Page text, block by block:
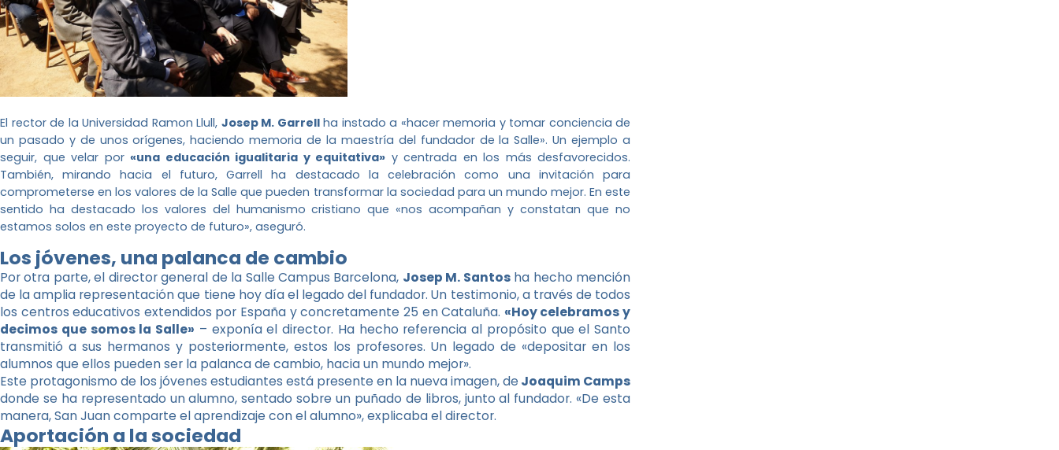
El rector de la Universidad Ramon Llull, Josep M. Garrellha instado a «hacer memoria y tomar conciencia de
un pasado y de unos orígenes, haciendo memoria de la maestría del fundador de la Salle». Un ejemplo a
seguir, que velar por «una educación igualitaria y equitativa» y centrada en los más desfavorecidos.
También, mirando hacia el futuro, Garrell ha destacado la celebración como una invitación para
comprometerse en los valores de la Salle que pueden transformar la sociedad para un mundo mejor. En este
sentido ha destacado los valores del humanismo cristiano que «nos acompañan y constatan que no
estamos solos en este proyecto de futuro», aseguró.
Los jóvenes, una palanca de cambio
Por otra parte, el director general de la Salle Campus Barcelona, ​​ Josep M. Santosha hecho mención
de la amplia representación que tiene hoy día el legado del fundador. Un testimonio, a través de todos
los centros educativos extendidos por España y concretamente 25 en Cataluña. «Hoy celebramos y
decimos que somos la Salle» – exponía el director. Ha hecho referencia al propósito que el Santo
transmitió a sus hermanos y posteriormente, estos los profesores. Un legado de «depositar en los
alumnos que ellos pueden ser la palanca de cambio, hacia un mundo mejor».
Este protagonismo de los jóvenes estudiantes está presente en la nueva imagen, de Joaquim Camps
donde se ha representado un alumno, sentado sobre un puñado de libros, junto al fundador. «De esta
manera, San Juan comparte el aprendizaje con el alumno», explicaba el director.
Aportación a la sociedad